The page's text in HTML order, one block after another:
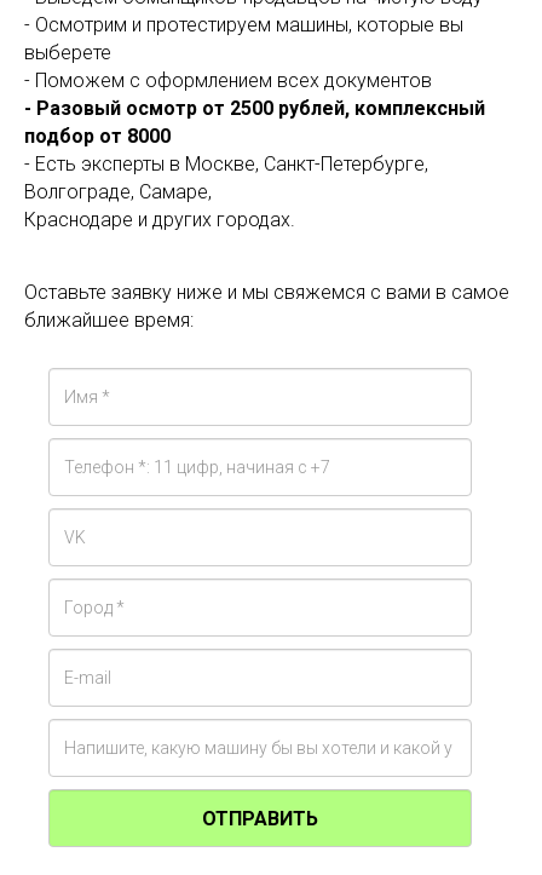
- Осмотрим и протестируем машины, которые вы
выберете
- Поможем с оформлением всех документов
- Разовый осмотр от 2500 рублей, комплексный
подбор от 8000
- Есть эксперты в Москве, Санкт-Петербурге,
Волгограде, Самаре,
Краснодаре и других городах.
Оставьте заявку ниже и мы свяжемся с вами в самое
ближайшее время:
ОТПРАВИТЬ